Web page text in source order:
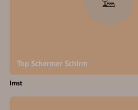
Top Schermer Schirm
Imst